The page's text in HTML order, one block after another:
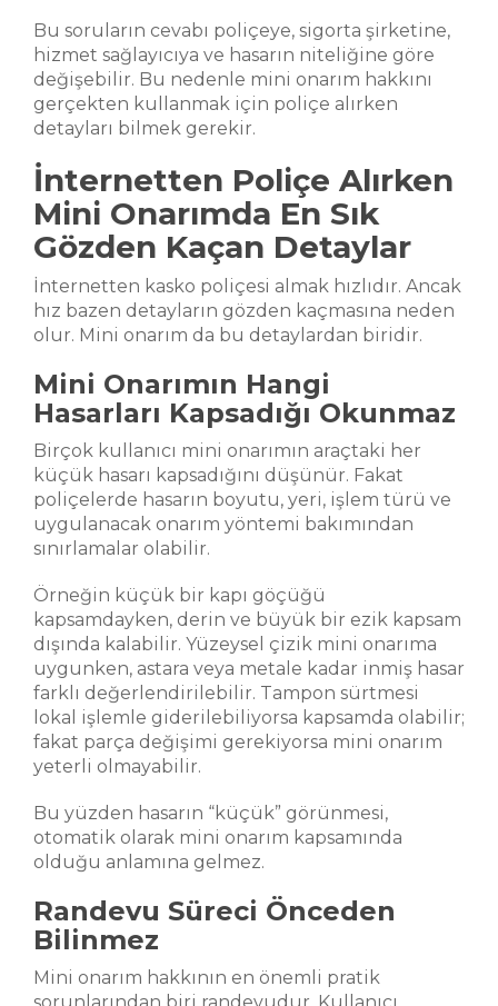
Bu soruların cevabı poliçeye, sigorta şirketine,
hizmet sağlayıcıya ve hasarın niteliğine göre
değişebilir. Bu nedenle mini onarım hakkını
gerçekten kullanmak için poliçe alırken
detayları bilmek gerekir.
İnternetten Poliçe Alırken
Mini Onarımda En Sık
Gözden Kaçan Detaylar
İnternetten kasko poliçesi almak hızlıdır. Ancak
hız bazen detayların gözden kaçmasına neden
olur. Mini onarım da bu detaylardan biridir.
Mini Onarımın Hangi
Hasarları Kapsadığı Okunmaz
Birçok kullanıcı mini onarımın araçtaki her
küçük hasarı kapsadığını düşünür. Fakat
poliçelerde hasarın boyutu, yeri, işlem türü ve
uygulanacak onarım yöntemi bakımından
sınırlamalar olabilir.
Örneğin küçük bir kapı göçüğü
kapsamdayken, derin ve büyük bir ezik kapsam
dışında kalabilir. Yüzeysel çizik mini onarıma
uygunken, astara veya metale kadar inmiş hasar
farklı değerlendirilebilir. Tampon sürtmesi
lokal işlemle giderilebiliyorsa kapsamda olabilir;
fakat parça değişimi gerekiyorsa mini onarım
yeterli olmayabilir.
Bu yüzden hasarın “küçük” görünmesi,
otomatik olarak mini onarım kapsamında
olduğu anlamına gelmez.
Randevu Süreci Önceden
Bilinmez
Mini onarım hakkının en önemli pratik